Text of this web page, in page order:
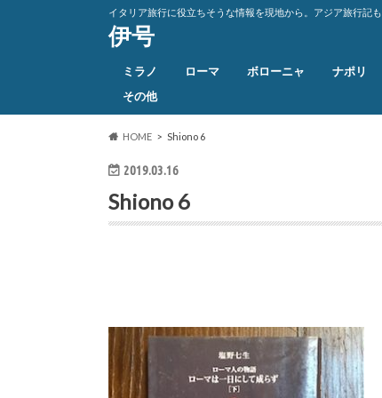
イタリア旅行に役立ちそうな情報を現地から。アジア旅行記も
伊号
ミラノ ローマ ボローニャ ナポリ
その他
HOME Shiono 6
2019.03.16
Shiono 6